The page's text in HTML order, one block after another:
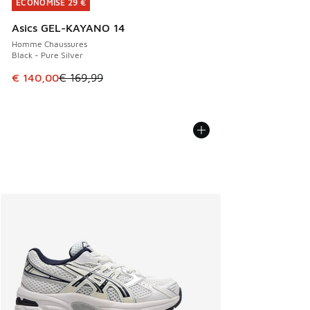
ÉCONOMISE 29 €
Asics GEL-KAYANO 14
Homme Chaussures
Black - Pure Silver
Cet article est en promotion. Prix en baisse de € 169,99 à
€ 140,00€ 169,99
ÉCONOMISE 29 €